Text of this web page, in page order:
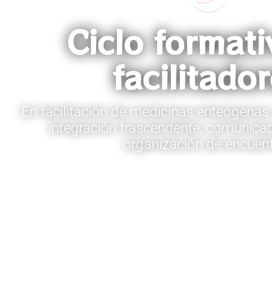
Ciclo
En facilitación de medicinas
integración trascendente,
organización de